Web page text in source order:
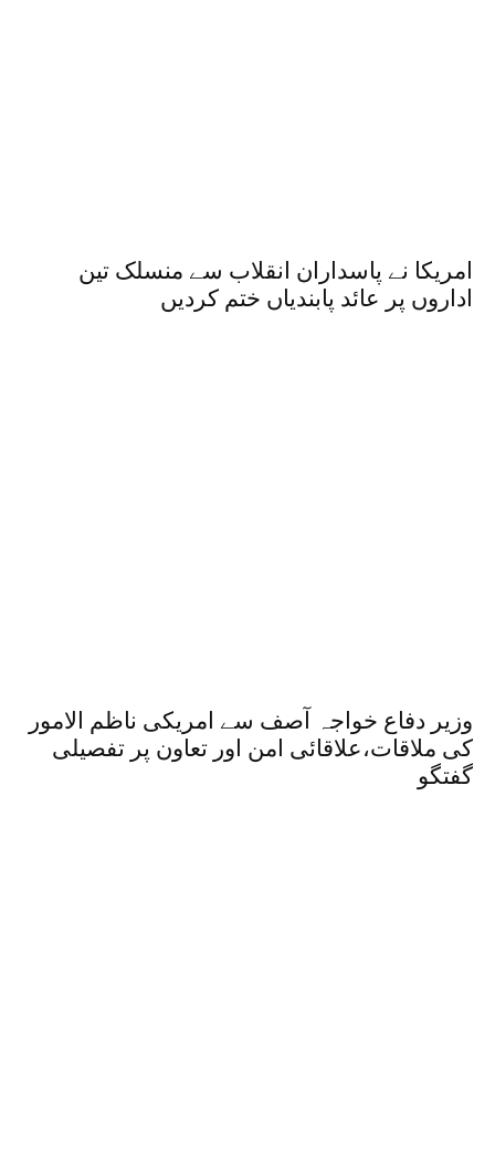
امریکا نے پاسداران انقلاب سے منسلک تین
اداروں پر عائد پابندیاں ختم کردیں
وزیر دفاع خواجہ آصف سے امریکی ناظم الامور
کی ملاقات،علاقائی امن اور تعاون پر تفصیلی
گفتگو